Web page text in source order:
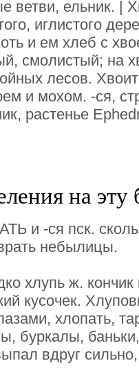
ветви, ельник. |
иглистого
и ем хлеб с
смолистый; на
лесов.
и мохом. -ся,
растенье
на эту
и -ся пск.
небылицы.
хлупь ж. кончик
кусочек.
хлопать,
буркалы,
вдруг